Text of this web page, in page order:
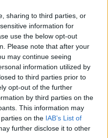
sharing to third parties, or
information for
use the below opt-out
Please note that after your
may continue seeing
information utilized by
to third parties prior to
opt-out of the further
by third parties on the
This information may
on the IAB’s List of
further disclose it to other
μνημείου» και
αγαθών».
ανθρωπίνων
στο